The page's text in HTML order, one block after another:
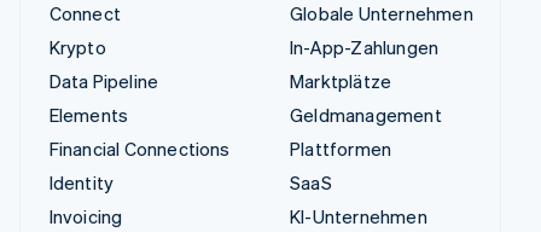
Connect
Krypto
Data Pipeline
Elements
Financial Connections
Identity
Invoicing
Globale Unternehmen
In-App-Zahlungen
Marktplätze
Geldmanagement
Plattformen
SaaS
KI-Unternehmen